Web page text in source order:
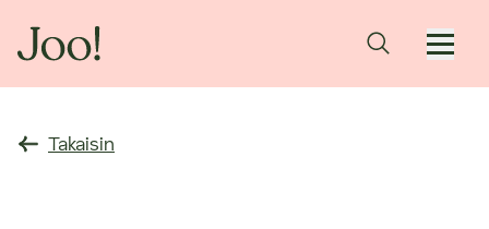
Takaisin